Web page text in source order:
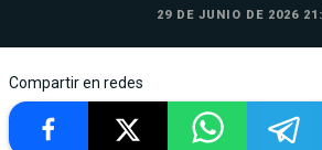
29 DE JUNIO DE 2026
Compartir en redes